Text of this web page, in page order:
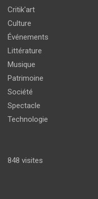
Critik'art
Culture
Événements
Littérature
Musique
Patrimoine
Société
Spectacle
Technologie
848 visites